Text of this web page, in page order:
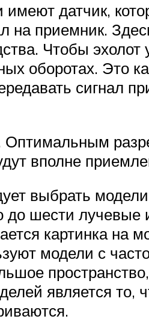
датчик,
на приемник.
Чтобы эхолот
оборотах. Это
сигнал
Оптимальным
вполне
выбрать
до шести
картинка на
модели с
является то,